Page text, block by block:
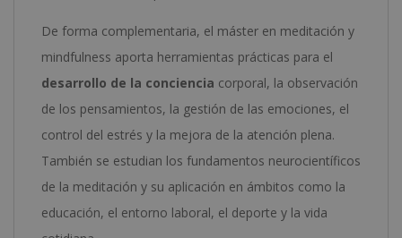
De forma complementaria, el máster en meditación y
mindfulness aporta herramientas prácticas para el
desarrollo de la conciencia corporal, la observación
de los pensamientos, la gestión de las emociones, el
control del estrés y la mejora de la atención plena.
También se estudian los fundamentos neurocientíficos
de la meditación y su aplicación en ámbitos como la
educación, el entorno laboral, el deporte y la vida